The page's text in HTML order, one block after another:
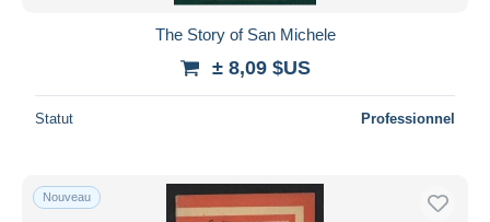
The Story of San Michele
± 8,09 $US
Statut Professionnel
Nouveau